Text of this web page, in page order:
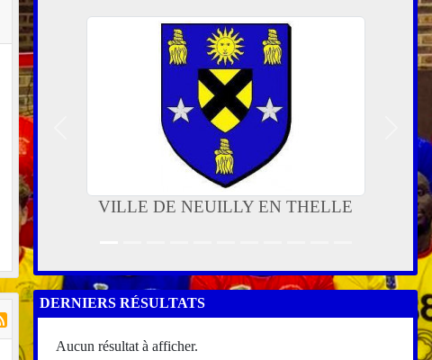
VILLE DE NEUILLY EN THELLE
DERNIERS RÉSULTATS
Aucun résultat à afficher.